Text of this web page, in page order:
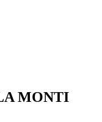
MONTI